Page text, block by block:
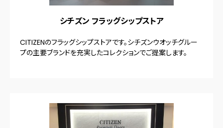
シチズン フラッグシップストア
CITIZENのフラッグシップストアです。シチズンウオッチグルー
プの主要ブランドを充実したコレクションでご提案します。